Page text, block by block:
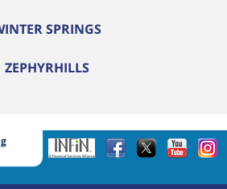
SPRINGS
ZEPHYRHILLS